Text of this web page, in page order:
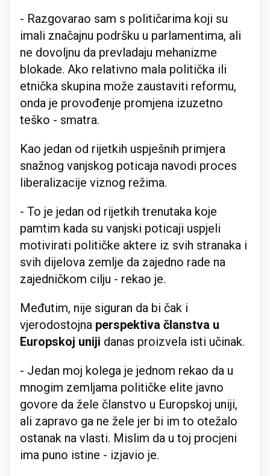
- Razgovarao sam s političarima koji su
imali značajnu podršku u parlamentima, ali
ne dovoljnu da prevladaju mehanizme
blokade. Ako relativno mala politička ili
etnička skupina može zaustaviti reformu,
onda je provođenje promjena izuzetno
teško - smatra.
Kao jedan od rijetkih uspješnih primjera
snažnog vanjskog poticaja navodi proces
liberalizacije viznog režima.
- To je jedan od rijetkih trenutaka koje
pamtim kada su vanjski poticaji uspjeli
motivirati političke aktere iz svih stranaka i
svih dijelova zemlje da zajedno rade na
zajedničkom cilju - rekao je.
Međutim, nije siguran da bi čak i
vjerodostojna perspektiva članstva u
Europskoj uniji danas proizvela isti učinak.
- Jedan moj kolega je jednom rekao da u
mnogim zemljama političke elite javno
govore da žele članstvo u Europskoj uniji,
ali zapravo ga ne žele jer bi im to otežalo
ostanak na vlasti. Mislim da u toj procjeni
ima puno istine - izjavio je.